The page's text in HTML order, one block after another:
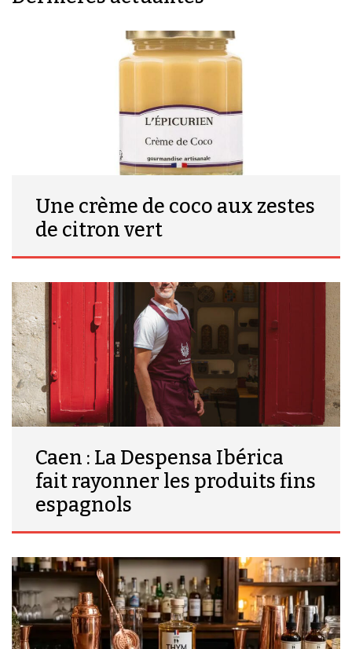
Une crème de coco aux zestes
de citron vert
Caen : La Despensa Ibérica
fait rayonner les produits fins
espagnols